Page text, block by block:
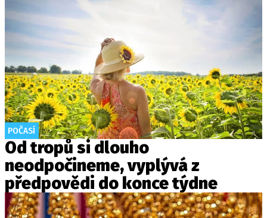
POČASÍ
Od tropů si dlouho
neodpočineme, vyplývá z
předpovědi do konce týdne